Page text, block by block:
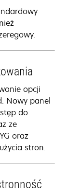
opcji
Nowy panel
do
ze
oraz
stron.